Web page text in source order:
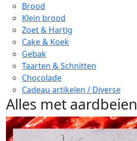
Brood
Klein brood
Zoet & Hartig
Cake & Koek
Gebak
Taarten & Schnitten
Chocolade
Cadeau artikelen / Diverse
Alles met aardbeien